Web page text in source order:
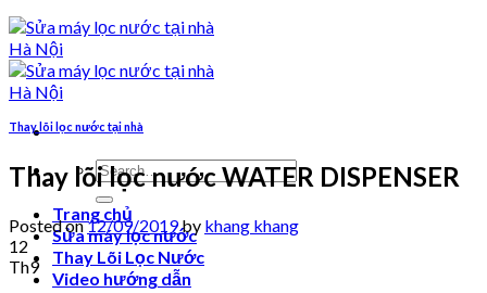
Search
for:
Trang chủ
Sửa máy lọc nước
Thay Lõi Lọc Nước
Video hướng dẫn
Thay lõi lọc nước tại nhà
Thay lõi lọc nước WATER DISPENSER
Posted on12/09/2019by khang khang
12
Th9